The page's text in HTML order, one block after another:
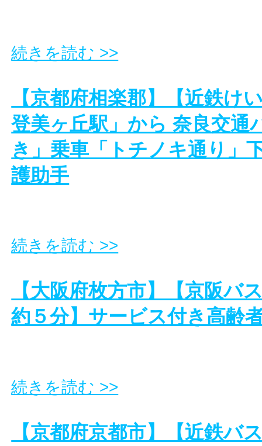
続きを読む >>
【京都府相楽郡】【近鉄け
登美ヶ丘駅」から 奈良交通
き」乗車「トチノキ通り」
護助手
続きを読む >>
【大阪府枚方市】【京阪バ
約５分】サービス付き高齢
続きを読む >>
【京都府京都市】【近鉄バ